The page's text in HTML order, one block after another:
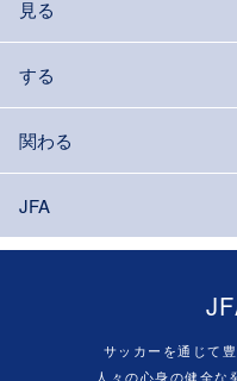
見る
する
関わる
JFA
サッカーを通じて
人々の心身の健全な